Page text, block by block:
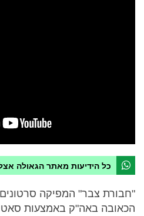
כל הידיעות מאתר הגאולה
"חבורת צבר" המפיקה
הכאובה באה"ק באמצעות